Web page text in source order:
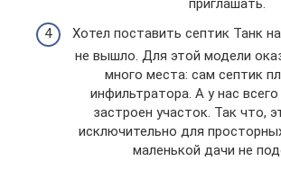
приглашать.
Хотел поставить септик Танк
не вышло. Для этой модели
много места: сам септик
инфильтратора. А у нас
застроен участок. Так что,
исключительно для
маленькой дачи не